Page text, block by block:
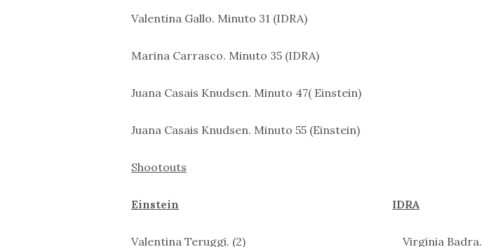
Valentina Gallo. Minuto 31 (IDRA)
Marina Carrasco. Minuto 35 (IDRA)
Juana Casais Knudsen. Minuto 47( Einstein)
Juana Casais Knudsen. Minuto 55 (Einstein)
Shootouts
Einstein IDRA
Valentina Teruggi. (2) Virginia Badra.